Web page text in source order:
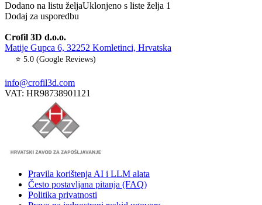
Dodano na listu željaUklonjeno s liste želja 1
Dodaj za usporedbu
Crofil 3D d.o.o.
Matije Gupca 6, 32252 Komletinci, Hrvatska
⭐ 5.0 (Google Reviews)
info@crofil3d.com
VAT: HR98738901121
Pravila korištenja AI i LLM alata
Često postavljana pitanja (FAQ)
Politika privatnosti